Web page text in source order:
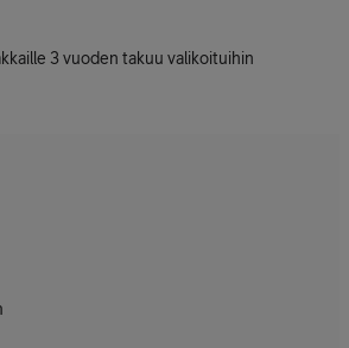
3 vuoden takuu valikoituihin